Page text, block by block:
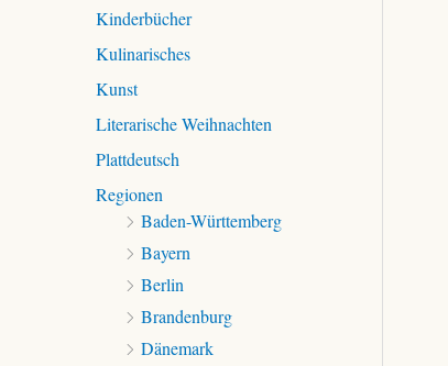
Kinderbücher
Kulinarisches
Kunst
Literarische Weihnachten
Plattdeutsch
Regionen
Baden-Württemberg
Bayern
Berlin
Brandenburg
Dänemark